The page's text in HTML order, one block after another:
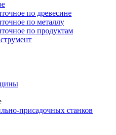
по древесине
по металлу
по продуктам
присадочных станков